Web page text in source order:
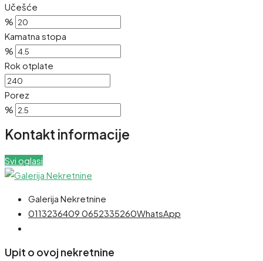
Učešće
%
Kamatna stopa
%
Rok otplate
Porez
%
Kontakt informacije
Svi oglasi
Galerija Nekretnine
0113236409 0652335260WhatsApp
Upit o ovoj nekretnine